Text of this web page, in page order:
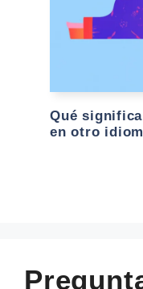
Qué
en otro